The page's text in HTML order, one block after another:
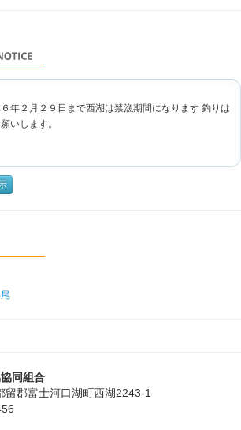
年２月２９日まで西湖は禁漁期間になります 釣りは
いします。
同組合
郡富士河口湖町西湖2243-1